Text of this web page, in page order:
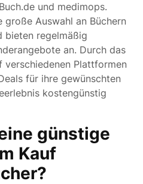
und medimops.
große Auswahl an Büchern
bieten regelmäßig
an. Durch das
verschiedenen Plattformen
für ihre gewünschten
kostengünstig
günstige
Kauf